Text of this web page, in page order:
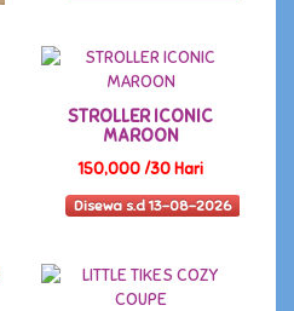
STROLLER ICONIC
MAROON
150,000 /30 Hari
Disewa s.d 13-08-2026